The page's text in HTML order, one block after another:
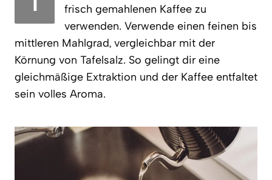
frisch gemahlenen Kaffee zu
verwenden. Verwende einen feinen bis
mittleren Mahlgrad, vergleichbar mit der
Körnung von Tafelsalz. So gelingt dir eine
gleichmäßige Extraktion und der Kaffee entfaltet
sein volles Aroma.